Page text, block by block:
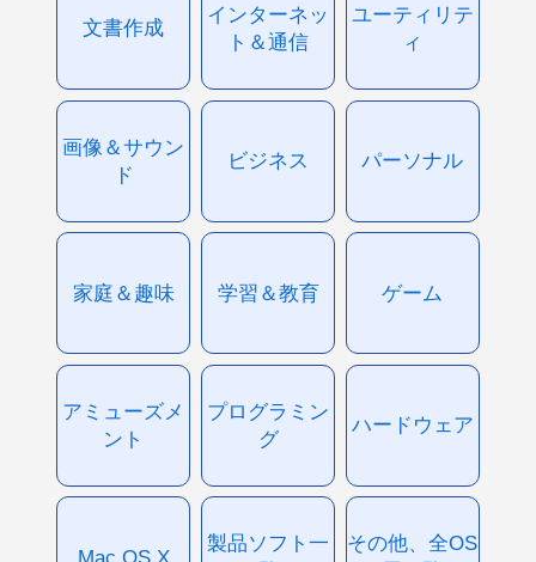
文書作成
インターネッ
ト＆通信
ユーティリテ
ィ
画像＆サウン
ド
ビジネス パーソナル
家庭＆趣味 学習＆教育 ゲーム
アミューズメ
ント
プログラミン
グ
ハードウェア
Mac OS X
製品ソフト一
その他、全OS